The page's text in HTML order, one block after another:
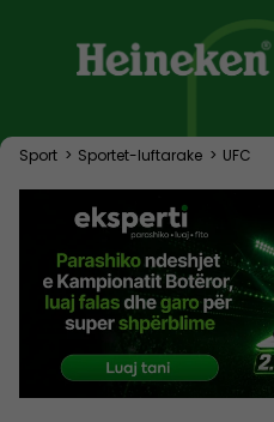
Sport > Sportet-luftarake > UFC